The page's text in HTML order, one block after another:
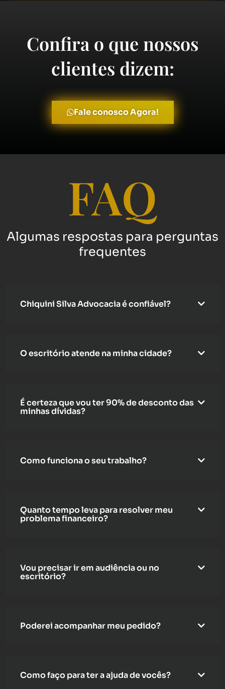
Confira o que nossos
clientes dizem:
Fale conosco Agora!
FAQ
Algumas respostas para perguntas
frequentes
Chiquini Silva Advocacia é confiável?
O escritório atende na minha cidade?
É certeza que vou ter 90% de desconto das
minhas dívidas?
Como funciona o seu trabalho?
Quanto tempo leva para resolver meu
problema financeiro?
Vou precisar ir em audiência ou no
escritório?
Poderei acompanhar meu pedido?
Como faço para ter a ajuda de vocês?